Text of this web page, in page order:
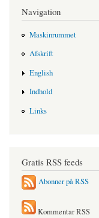
Navigation
Maskinrummet
Afskrift
English
Indhold
Links
Gratis RSS feeds
Abonner på RSS
Kommentar RSS